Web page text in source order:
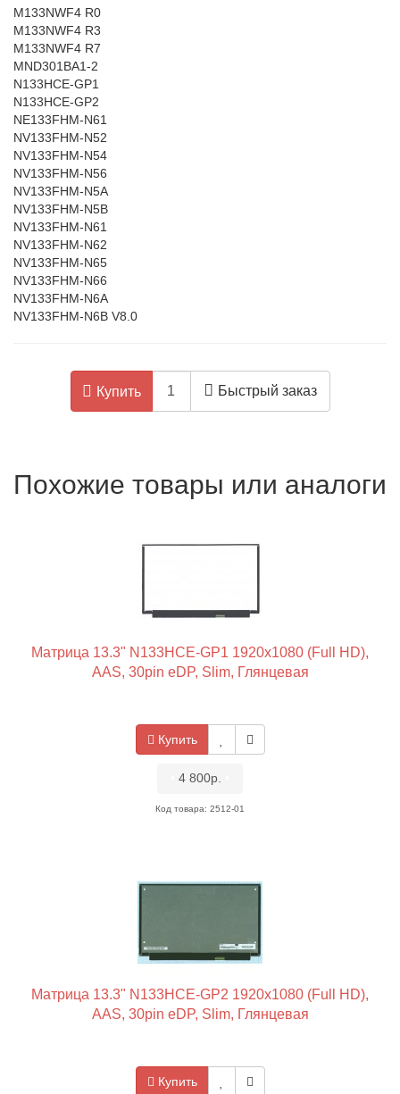
M133NWF4 R0
M133NWF4 R3
M133NWF4 R7
MND301BA1-2
N133HCE-GP1
N133HCE-GP2
NE133FHM-N61
NV133FHM-N52
NV133FHM-N54
NV133FHM-N56
NV133FHM-N5A
NV133FHM-N5B
NV133FHM-N61
NV133FHM-N62
NV133FHM-N65
NV133FHM-N66
NV133FHM-N6A
NV133FHM-N6B V8.0
Купить Быстрый заказ
Похожие товары или аналоги
Матрица 13.3" N133HCE-GP1 1920x1080 (Full HD),
AAS, 30pin eDP, Slim, Глянцевая
Купить
4 800р.
Код товара: 2512-01
Матрица 13.3" N133HCE-GP2 1920x1080 (Full HD),
AAS, 30pin eDP, Slim, Глянцевая
Купить